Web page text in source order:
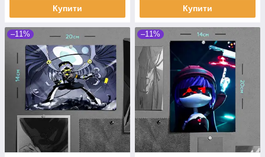
Купити Купити
–11% –11%